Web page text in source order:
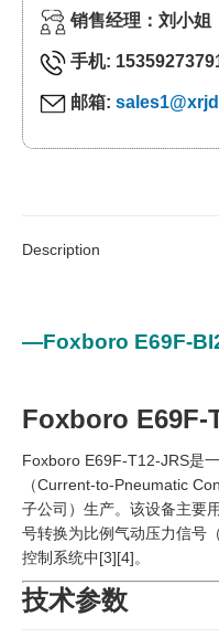
销售经理：刘小姐
手机:
邮箱:
Description
—Foxboro E69F-
Foxboro E69F-
Foxboro E69F-T12-JRS是
（Current-to-Pneumatic
子公司）生产。该设备主要
号转换为比例气动压力信号
控制系统中[3][4]。
技术参数